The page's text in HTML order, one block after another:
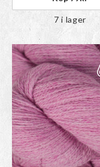
7 i lager